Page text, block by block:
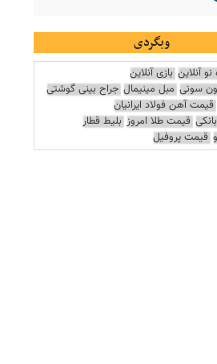
وبگردی
نو آنلاین بازی آنلاین
سونی مبل مینیمال جراح بینی گوشتی
قیمت آهن فولاد ایرانیان
قیمت طلا امروز بلیط قطار
قیمت پروفیل